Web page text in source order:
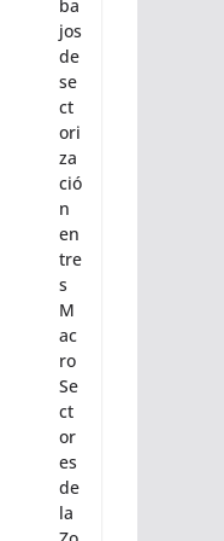
ra
co
nc
lui
r
tra
ba
jos
de
se
ct
ori
za
ció
n
en
tre
s
M
ac
ro